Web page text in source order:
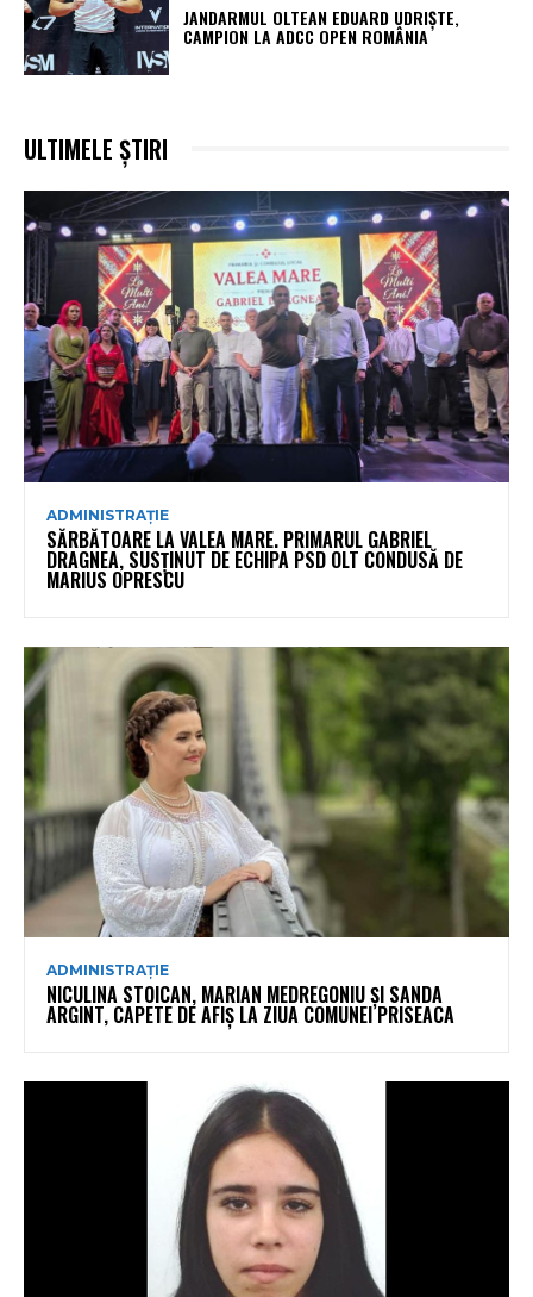
JANDARMUL OLTEAN EDUARD UDRIȘTE,
CAMPION LA ADCC OPEN ROMÂNIA
ULTIMELE ȘTIRI
ADMINISTRAȚIE
SĂRBĂTOARE LA VALEA MARE. PRIMARUL GABRIEL
DRAGNEA, SUSȚINUT DE ECHIPA PSD OLT CONDUSĂ DE
MARIUS OPRESCU
ADMINISTRAȚIE
NICULINA STOICAN, MARIAN MEDREGONIU ȘI SANDA
ARGINT, CAPETE DE AFIȘ LA ZIUA COMUNEI PRISEACA